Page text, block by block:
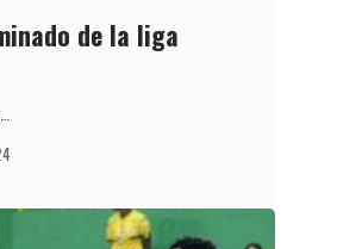
de la liga